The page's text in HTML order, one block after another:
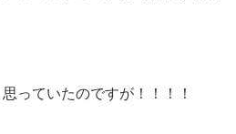
っていたのですが！！！！